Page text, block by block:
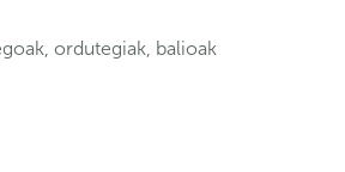
ordutegiak, balioak